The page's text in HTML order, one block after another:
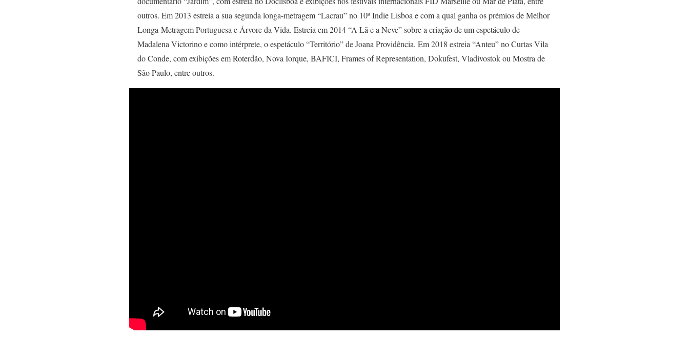
outros. Em 2013 estreia a sua segunda longa-metragem “Lacrau” no 10º Indie Lisboa e com a qual ganha os prémios de Melhor
Longa-Metragem Portuguesa e Árvore da Vida. Estreia em 2014 “A Lã e a Neve” sobre a criação de um espetáculo de
Madalena Victorino e como intérprete, o espetáculo “Território” de Joana Providência. Em 2018 estreia “Anteu” no Curtas Vila
do Conde, com exibições em Roterdão, Nova Iorque, BAFICI, Frames of Representation, Dokufest, Vladivostok ou Mostra de
São Paulo, entre outros.